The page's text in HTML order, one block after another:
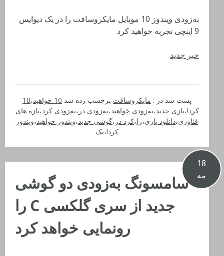
به‌زودی ویندوز 10 موبایل مایکروسافت را در یک دیوایس
9 اینچی تجربه خواهید کرد
خبر جدید
پست شد در : مایکروسافت برچسب زده شد 10 خواهید ،10
کرد!،بازی جدید،به‌زودی خواهید،به‌زودی در ،به‌زودی کرد،تازه های
فناوری،دانلود بازی،را،کرد در ،گوشی جدید،ویندوز خواهید،ویندوز
کرد!،یک
18
مه
سامسونگ به‌زودی دو گوشی
جدید از سری گلکسی C را
رونمایی خواهد کرد